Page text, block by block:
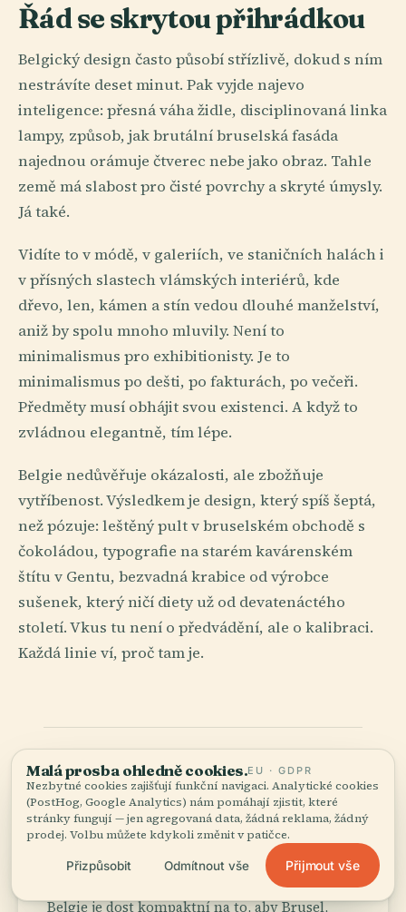
Řád se skrytou přihrádkou
Belgický design často působí střízlivě, dokud s ním
nestrávíte deset minut. Pak vyjde najevo
inteligence: přesná váha židle, disciplinovaná linka
lampy, způsob, jak brutální bruselská fasáda
najednou orámuje čtverec nebe jako obraz. Tahle
země má slabost pro čisté povrchy a skryté úmysly.
Já také.
Vidíte to v módě, v galeriích, ve staničních halách i
v přísných slastech vlámských interiérů, kde
dřevo, len, kámen a stín vedou dlouhé manželství,
aniž by spolu mnoho mluvily. Není to
minimalismus pro exhibitionisty. Je to
minimalismus po dešti, po fakturách, po večeři.
Předměty musí obhájit svou existenci. A když to
zvládnou elegantně, tím lépe.
Belgie nedůvěřuje okázalosti, ale zbožňuje
vytříbenost. Výsledkem je design, který spíš šeptá,
než pózuje: leštěný pult v bruselském obchodě s
čokoládou, typografie na starém kavárenském
štítu v Gentu, bezvadná krabice od výrobce
sušenek, který ničí diety už od devatenáctého
století. Vkus tu není o předvádění, ale o kalibraci.
Každá linie ví, proč tam je.
02 Čím je Belgium
nepřehlédnutelné.
trainStvořeno pro železnici
Belgie je dost kompaktní na to, aby Brusel,
Malá prosba ohledně cookies.EU · GDPR
Nezbytné cookies zajišťují funkční navigaci. Analytické cookies
(PostHog, Google Analytics) nám pomáhají zjistit, které
stránky fungují — jen agregovaná data, žádná reklama, žádný
prodej. Volbu můžete kdykoli změnit v patičce.
Přizpůsobit Odmítnout vše Přijmout vše